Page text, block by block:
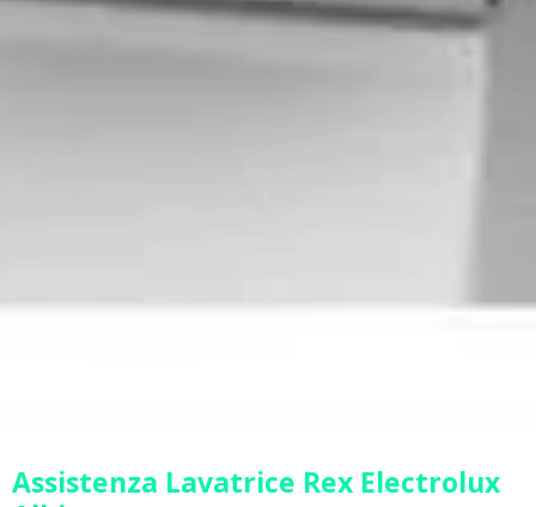
Assistenza Lavatrice Rex Electrolux